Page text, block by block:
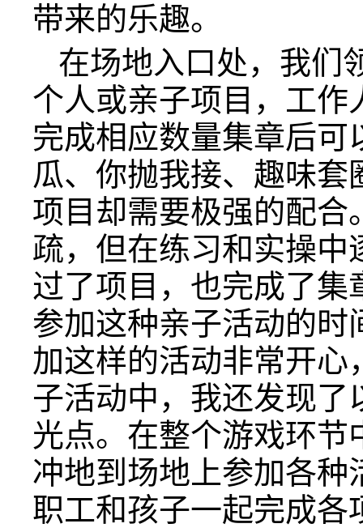
带来的乐趣。
在场地入口处，我们
个人或亲子项目，工作
完成相应数量集章后
瓜、你抛我接、趣味
项目却需要极强的配合
疏，但在练习和实操中
过了项目，也完成了
参加这种亲子活动的时
加这样的活动非常开
子活动中，我还发现
光点。在整个游戏环
冲地到场地上参加各种
职工和孩子一起完成各